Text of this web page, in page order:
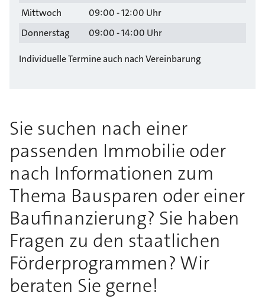
Mittwoch
09:00 - 12:00 Uhr
Donnerstag
09:00 - 14:00 Uhr
Individuelle Termine auch nach Vereinbarung
Sie suchen nach einer
passenden Immobilie oder
nach Informationen zum
Thema Bausparen oder einer
Baufinanzierung? Sie haben
Fragen zu den staatlichen
Förderprogrammen? Wir
beraten Sie gerne!